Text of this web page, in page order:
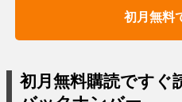
初月無料
初月無料購読ですぐ